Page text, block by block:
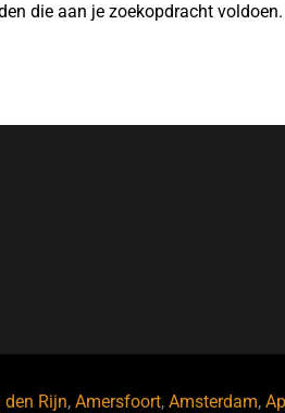
die aan je zoekopdracht voldoen.
Rijn, Amersfoort, Amsterdam,